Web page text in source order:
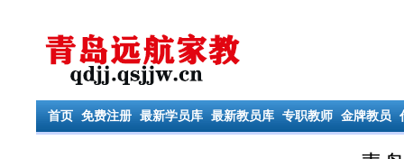
首页 免费注册 最新学员库 最新教员库 专职教师 金牌教员